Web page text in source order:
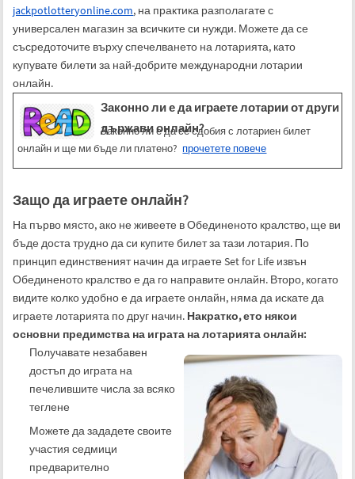
jackpotlotteryonline.com, на практика разполагате с
универсален магазин за всичките си нужди. Можете да се
съсредоточите върху спечелването на лотарията, като
купувате билети за най-добрите международни лотарии
онлайн.
Законно ли е да играете лотарии от други
държави онлайн?
Законно ли е да се сдобия с лотариен билет
онлайн и ще ми бъде ли платено?прочетете повече
Защо да играете онлайн?
На първо място, ако не живеете в Обединеното кралство, ще ви
бъде доста трудно да си купите билет за тази лотария. По
принцип единственият начин да играете Set for Life извън
Обединеното кралство е да го направите онлайн. Второ, когато
видите колко удобно е да играете онлайн, няма да искате да
играете лотарията по друг начин. Накратко, ето някои
основни предимства на играта на лотарията онлайн:
Получавате незабавен
достъп до играта на
печелившите числа за всяко
теглене
Можете да зададете своите
участия седмици
предварително